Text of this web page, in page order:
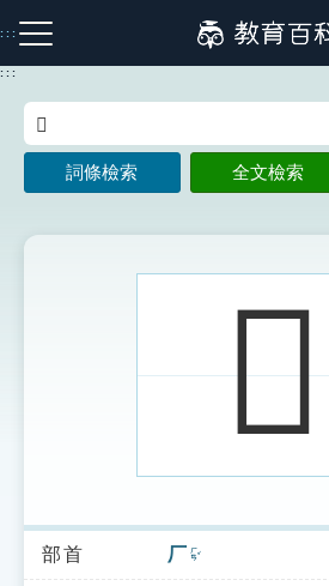
到
主
:::
注音索引圖示 筆畫索引圖示
索引選單
:::
詞條檢索 全文檢索
𠪳
部首 厂 ㄏㄢˇ